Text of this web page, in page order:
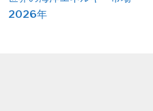
2026年